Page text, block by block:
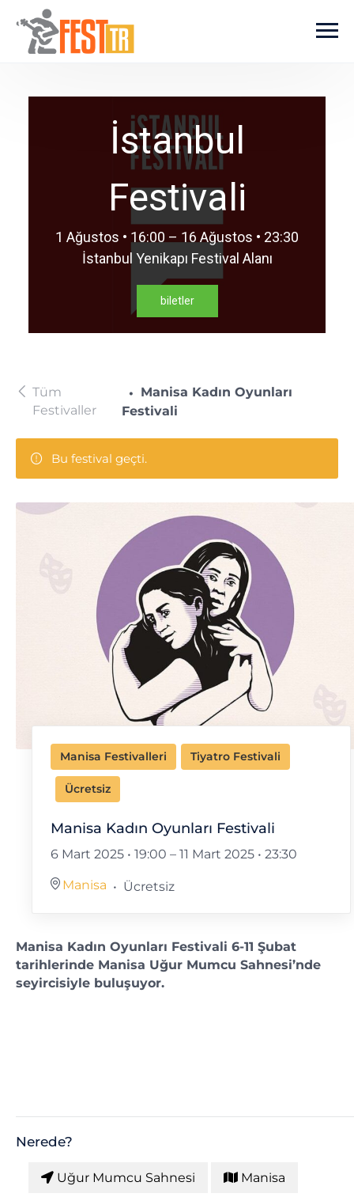
Ana içeriğe atla
İstanbul
Festivali
1 Ağustos • 16:00 – 16 Ağustos • 23:30
İstanbul Yenikapı Festival Alanı
biletler
Tüm
Festivaller
Manisa Kadın Oyunları
Festivali
Bu festival geçti.
Manisa Festivalleri Tiyatro Festivali
Ücretsiz
Manisa Kadın Oyunları Festivali
6 Mart 2025 • 19:00 – 11 Mart 2025 • 23:30
Manisa Ücretsiz
Manisa Kadın Oyunları Festivali 6-11 Şubat
tarihlerinde Manisa Uğur Mumcu Sahnesi’nde
seyircisiyle buluşuyor.
Nerede?
Uğur Mumcu Sahnesi Manisa